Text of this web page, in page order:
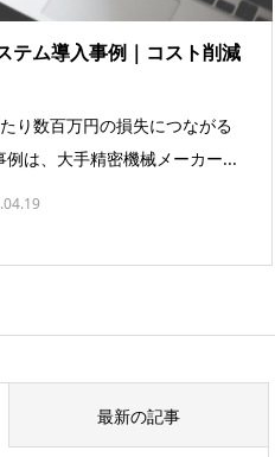
テム導入事例｜コスト削減
り数百万円の損失につながる
は、大手精密機械メーカー...
最新の記事